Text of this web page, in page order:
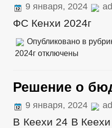
9 января, 2024
ФС Кенхи 2024г
Опубликовано в
2024г отключены
Решение о
9 января, 2024
В Кеехи 24 В